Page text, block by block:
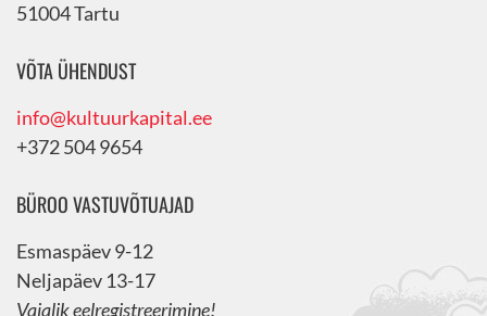
51004 Tartu
VÕTA ÜHENDUST
info@kultuurkapital.ee
+372 504 9654
BÜROO VASTUVÕTUAJAD
Esmaspäev 9-12
Neljapäev 13-17
Vajalik eelregistreerimine!